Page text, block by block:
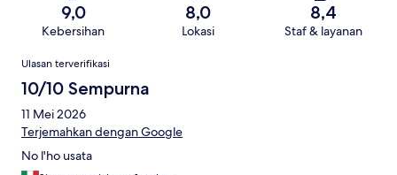
9,0
Kebersihan
8,0
Lokasi
8,4
Staf & layanan
Ulasan
Ulasan terverifikasi
10/10 Sempurna
11 Mei 2026
Terjemahkan dengan Google
No l'ho usata